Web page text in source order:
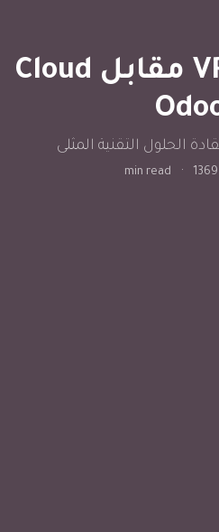
الفرق بين VPS مقابل Cloud
الحلول التقنية المثلى
min read · 1369